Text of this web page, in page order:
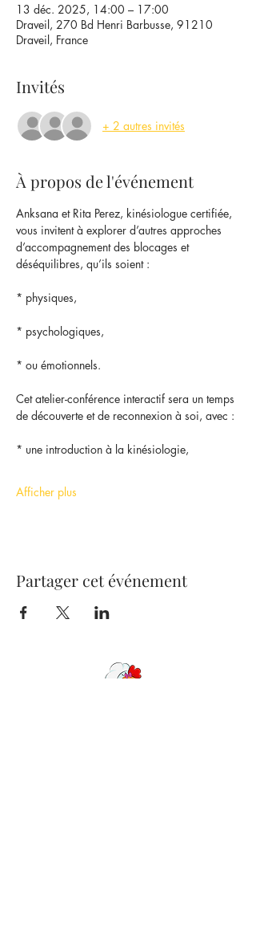
13 déc. 2025, 14:00 – 17:00
Draveil, 270 Bd Henri Barbusse, 91210
Draveil, France
Invités
+ 2 autres invités
À propos de l'événement
Anksana et Rita Perez, kinésiologue certifiée,
vous invitent à explorer d’autres approches
d’accompagnement des blocages et
déséquilibres, qu’ils soient :
* physiques,
* psychologiques,
* ou émotionnels.
Cet atelier-conférence interactif sera un temps
de découverte et de reconnexion à soi, avec :
* une introduction à la kinésiologie,
Afficher plus
Partager cet événement